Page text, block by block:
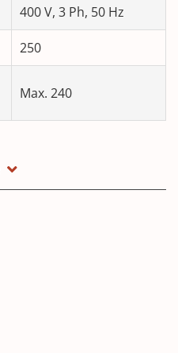
400 V, 3 Ph, 50 Hz
250
Max. 240